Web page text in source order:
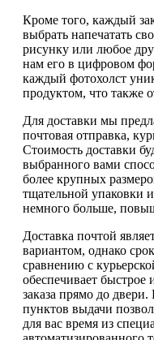
Кроме того, каждый
выбрать напечатать
рисунку или любое
нам его в цифровом
каждый фотохолст
продуктом, что также
Для доставки мы
почтовая отправка,
Стоимость доставки
выбранного вами
более крупных
тщательной упаковки
немного больше,
Доставка почтой
вариантом, однако
сравнению с
обеспечивает быстрое
заказа прямо до
пунктов выдачи
для вас время из